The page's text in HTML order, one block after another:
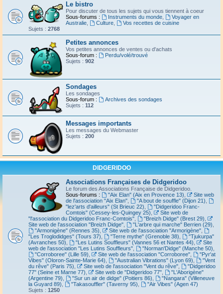
Le bistro
Pour discuter de tous les sujets qui vous tiennent à coeur
Sous-forums :
Instruments du monde,
Voyager en
Australie
Culture,
Vos recettes de cuisine
Sujets : 2768
Petites annonces
Vos petites annonces de ventes ou d'achats
Sous-forum :
Perdu/volé/trouvé
Sujets : 902
Sondages
Les sondages
Sous-forum :
Archives des sondages
Sujets : 112
Messages importants
Les messages du Webmaster
Sujets : 200
DIDGERIDOO
Associations Françaises de Didgeridoo
Le forum des Associations Française de Didgeridoo.
Sous-forums :
"Aix Elan" (Aix en Provence 13)
Site web
de l'association "Aix Elan"
"A bout de souffle" (Dijon 21)
"lez'arts d'ailleurs" (St Brieuc 22)
"Didgeridoo Franc-
Comtois" (Cessey-les-Quingey 25)
Site web de
"l'association du Didgeridoo Franc-Comtois"
"Breizh Didge" (Brest 29)
Site web de l'association "Breizh Didge"
"L'arbre qui marche" Berrien (29)
"Armonigène" (Rennes 35)
Site web de l'association "Armorigène",
"Les Troglodidges" (Tours 37)
"Terre mythe" (Grenoble 38)
"Tjukurpa"
(Avranches 50)
"Les Lutins Souffleurs" (Vannes 56 et Nantes 44)
Site
web de l'association "Les Lutins Souffleurs"
"Norman'Didge" (Manche 50)
"Corroboree" (Lille 59)
Site web de l'association "Corroboree",
"Pyr'at
Vibes" (Oloron-Sainte-Marie 64)
"Australian Vibrations" (Lyon 69)
"Vent
du rêve" (Paris 75)
Site web de l'association "Vent du rêve",
"Didgeridoo
77" (Seine et Marne 77)
Site web de "Didgeridoo 77",
"L'Aborigène"
(Argentine 79)
"Sur un air de didge" (Poitiers 86)
"Nangara" (Villeneuve
la Guyard 89)
"Takasouffler" (Taverny 95)
"Air Vibes" (Agen 47)
Sujets : 1250